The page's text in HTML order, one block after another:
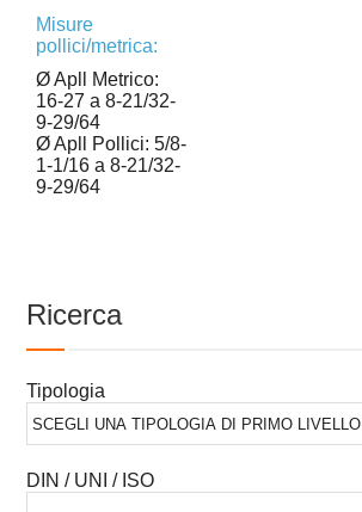
Misure
pollici/metrica:
Ø Apll Metrico:
16-27 a 8-21/32-
9-29/64
Ø Apll Pollici: 5/8-
1-1/16 a 8-21/32-
9-29/64
Ricerca
Tipologia
DIN / UNI / ISO